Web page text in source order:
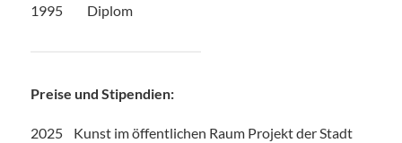
1995 Diplom
Preise und Stipendien:
2025 Kunst im öffentlichen Raum Projekt der Stadt